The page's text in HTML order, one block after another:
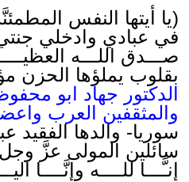
(يا أيتها النفس
في عبادي وادخلي
صـــدق اللـــه
بقلوب يملؤها الحزن
الدكتور جهاد ابو
والمثقفين العرب
سوريا- والدها الفقيد
سائلين المولى عزَّ
إنـَّـــا للــــه وإنَّــــا